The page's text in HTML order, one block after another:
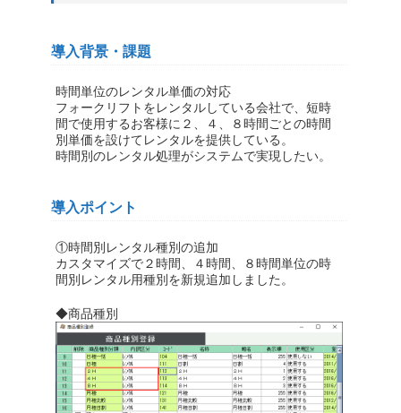
導入背景・課題
時間単位のレンタル単価の対応
フォークリフトをレンタルしている会社で、短時
間で使用するお客様に２、４、８時間ごとの時間
別単価を設けてレンタルを提供している。
時間別のレンタル処理がシステムで実現したい。
導入ポイント
①時間別レンタル種別の追加
カスタマイズで２時間、４時間、８時間単位の時
間別レンタル用種別を新規追加しました。
◆商品種別